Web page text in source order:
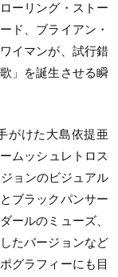
ーリング・ストー
ド、ブライアン・
イマンが、試行錯
」を誕生させる瞬
がけた大島依提亜
ムッシュレトロス
ョンのビジュアル
ブラックパンサー
ールのミューズ、
たバージョンなど
グラフィーにも目